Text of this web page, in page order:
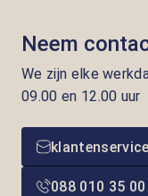
Neem
We zijn elke
09.00 en 12.00 uur
088 010 35 00